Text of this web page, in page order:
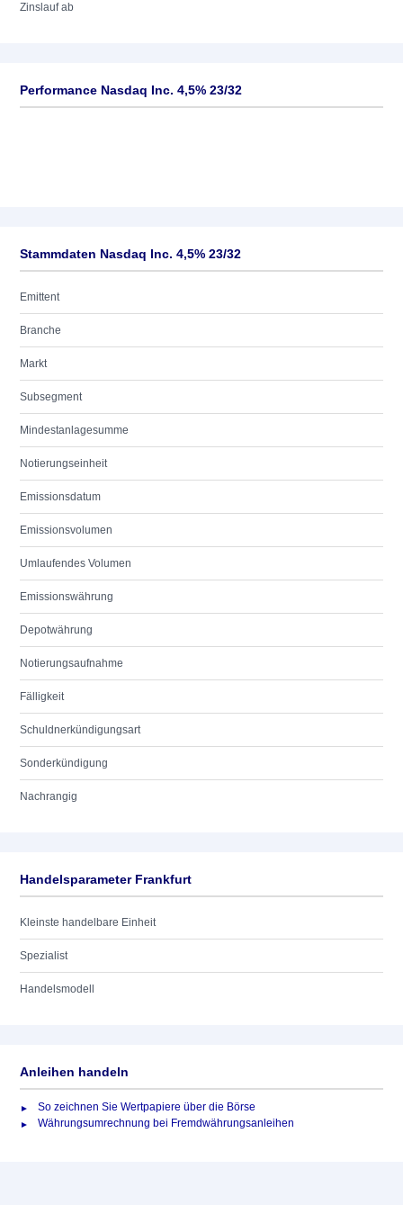
Zinslauf ab
Performance Nasdaq Inc. 4,5% 23/32
Stammdaten Nasdaq Inc. 4,5% 23/32
Emittent
Branche
Markt
Subsegment
Mindestanlagesumme
Notierungseinheit
Emissionsdatum
Emissionsvolumen
Umlaufendes Volumen
Emissionswährung
Depotwährung
Notierungsaufnahme
Fälligkeit
Schuldnerkündigungsart
Sonderkündigung
Nachrangig
Handelsparameter Frankfurt
Kleinste handelbare Einheit
Spezialist
Handelsmodell
Anleihen handeln
So zeichnen Sie Wertpapiere über die Börse
Währungsumrechnung bei Fremdwährungsanleihen